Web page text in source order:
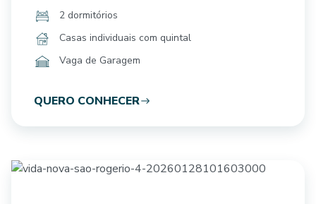
2 dormitórios
Casas individuais com quintal
Vaga de Garagem
QUERO CONHECER